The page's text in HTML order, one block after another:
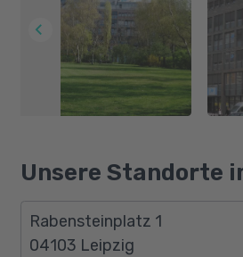
Unsere Standorte
Rabensteinplatz 1
04103 Leipzig